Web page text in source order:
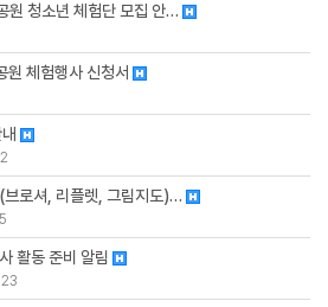
원 청소년 체험단 모집 안…
체험행사 신청서
브로셔, 리플렛, 그림지도)…
활동 준비 알림